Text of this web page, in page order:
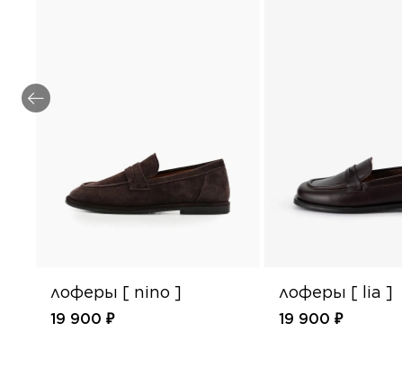
лоферы [ nino ]
19 900 ₽
лоферы [ lia ]
19 900 ₽